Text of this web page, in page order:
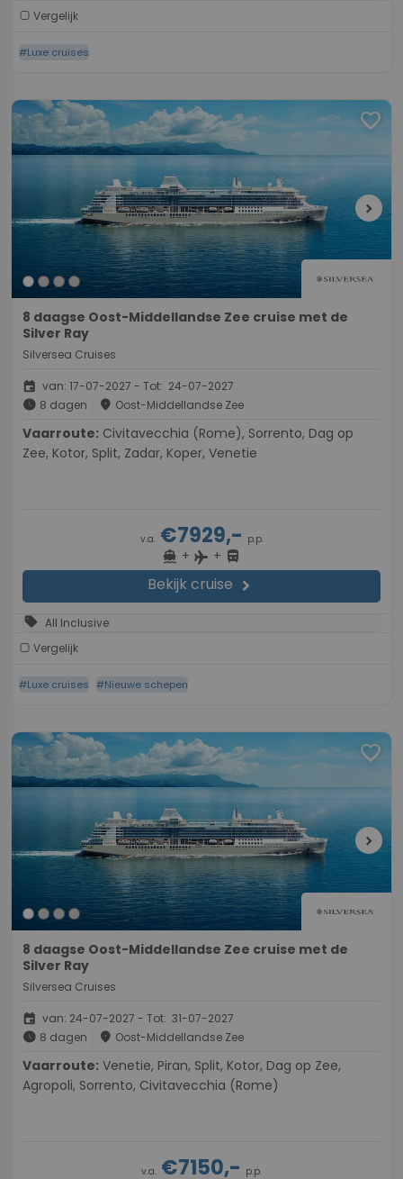
Vergelijk
#Luxe cruises
favorite
chevron_right
8 daagse Oost-Middellandse Zee cruise met de
Silver Ray
Silversea Cruises
event van: 17-07-2027 - Tot: 24-07-2027
schedule 8 dagen place Oost-Middellandse Zee
Vaarroute:
Zee, Kotor, Split, Zadar, Koper, Venetie
v.a.€7929,- p.p.
directions_boat + flight + directions_bus
Bekijk cruise chevron_right
sell All Inclusive
Vergelijk
#Luxe cruises #Nieuwe schepen
favorite
chevron_right
8 daagse Oost-Middellandse Zee cruise met de
Silver Ray
Silversea Cruises
event van: 24-07-2027 - Tot: 31-07-2027
schedule 8 dagen place Oost-Middellandse Zee
Vaarroute:
Agropoli, Sorrento, Civitavecchia (Rome)
v.a. €7150,- p.p.